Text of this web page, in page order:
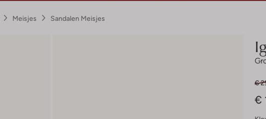
Meisjes Sandalen Meisjes
€
€